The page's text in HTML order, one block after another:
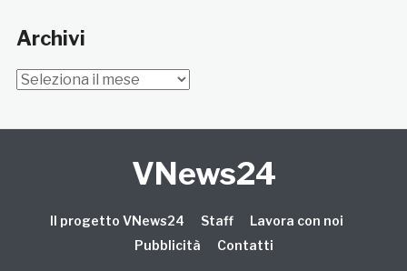
Archivi
Archivi
VNews24
Il progetto VNews24 Staff
Lavora con noi
Pubblicità
Contatti